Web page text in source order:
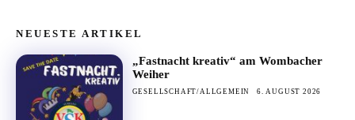
NEUESTE ARTIKEL
„Fastnacht kreativ“ am Wombacher
Weiher
GESELLSCHAFT/ALLGEMEIN 6. AUGUST 2026